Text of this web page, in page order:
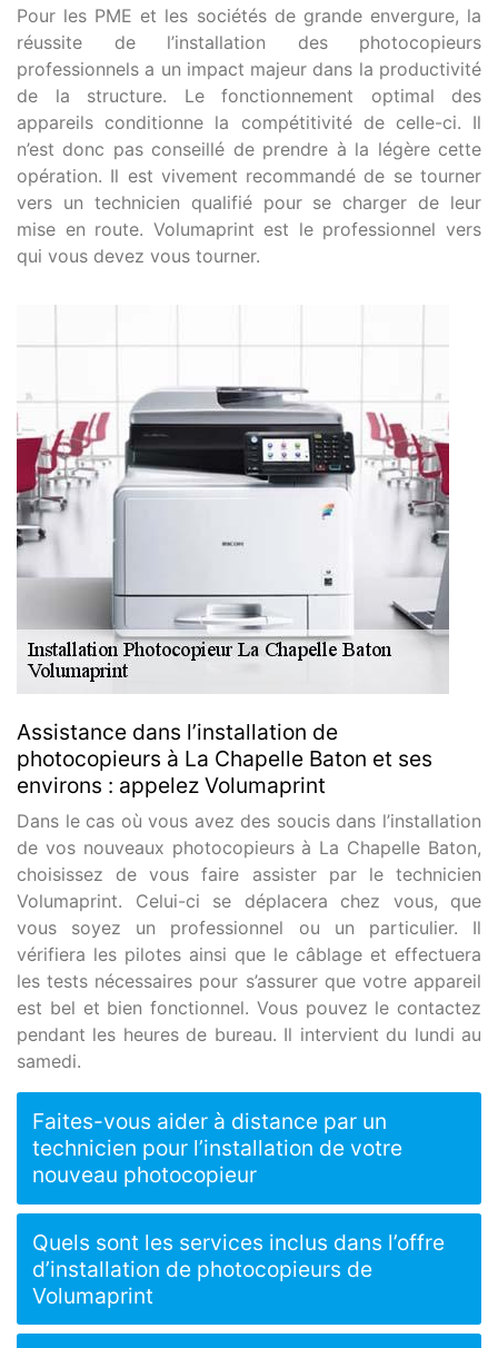
Pour les PME et les sociétés de grande envergure, la
réussite de l’installation des photocopieurs
professionnels a un impact majeur dans la productivité
de la structure. Le fonctionnement optimal des
appareils conditionne la compétitivité de celle-ci. Il
n’est donc pas conseillé de prendre à la légère cette
opération. Il est vivement recommandé de se tourner
vers un technicien qualifié pour se charger de leur
mise en route. Volumaprint est le professionnel vers
qui vous devez vous tourner.
Assistance dans l’installation de
photocopieurs à La Chapelle Baton et ses
environs : appelez Volumaprint
Dans le cas où vous avez des soucis dans l’installation
de vos nouveaux photocopieurs à La Chapelle Baton,
choisissez de vous faire assister par le technicien
Volumaprint. Celui-ci se déplacera chez vous, que
vous soyez un professionnel ou un particulier. Il
vérifiera les pilotes ainsi que le câblage et effectuera
les tests nécessaires pour s’assurer que votre appareil
est bel et bien fonctionnel. Vous pouvez le contactez
pendant les heures de bureau. Il intervient du lundi au
samedi.
Faites-vous aider à distance par un
technicien pour l’installation de votre
nouveau photocopieur
Quels sont les services inclus dans l’offre
d’installation de photocopieurs de
Volumaprint